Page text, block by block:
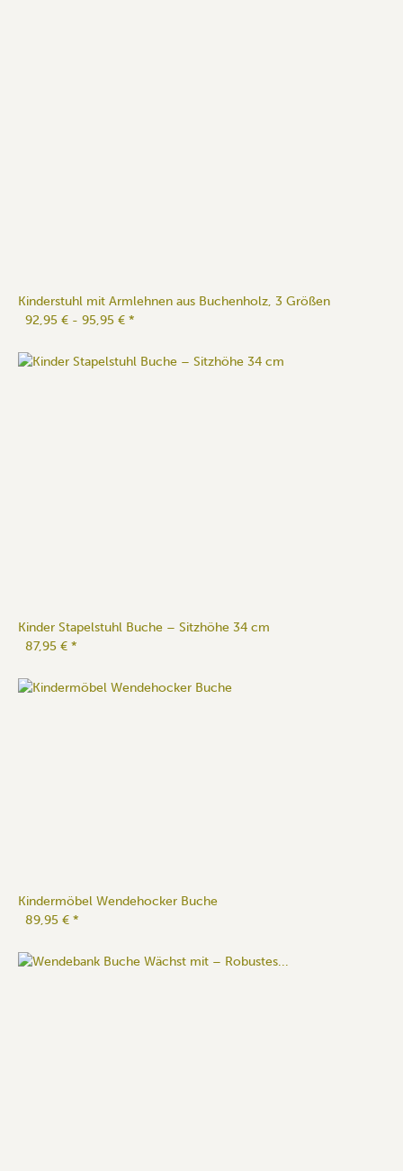
Kinderstuhl mit Armlehnen aus Buchenholz, 3 Größen
92,95 € - 95,95 € *
Kinder Stapelstuhl Buche – Sitzhöhe 34 cm
87,95 € *
Kindermöbel Wendehocker Buche
89,95 € *